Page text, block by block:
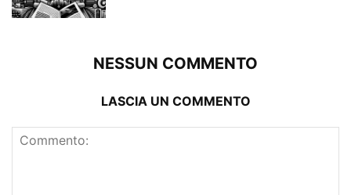
NESSUN COMMENTO
LASCIA UN COMMENTO